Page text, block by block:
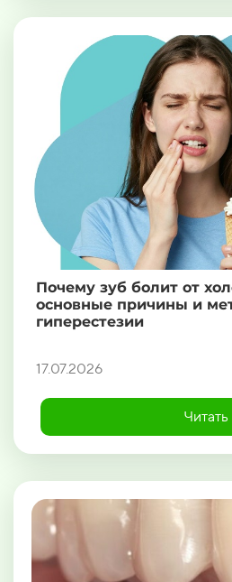
Почему зуб болит от
основные причины и
гиперестезии
17.07.2026
Читать